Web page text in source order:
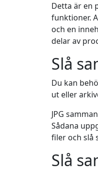
Detta är en
funktioner.
och en
delar av
Slå
Du kan
ut eller
JPG
Sådana
filer och slå
Slå